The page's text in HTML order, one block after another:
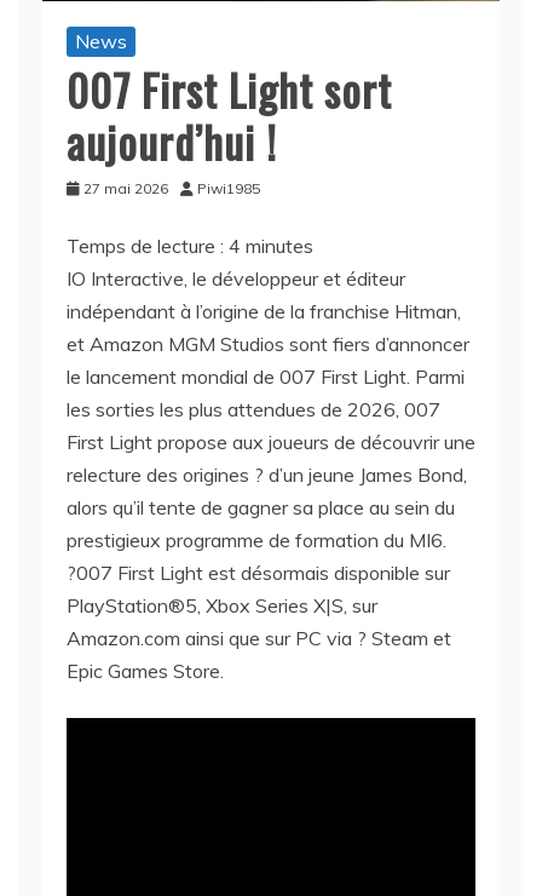
News
007 First Light sort
aujourd’hui !
27 mai 2026 Piwi1985
Temps de lecture : 4 minutes
IO Interactive, le développeur et éditeur
indépendant à l’origine de la franchise Hitman,
et Amazon MGM Studios sont fiers d’annoncer
le lancement mondial de 007 First Light. Parmi
les sorties les plus attendues de 2026, 007
First Light propose aux joueurs de découvrir une
relecture des origines ? d’un jeune James Bond,
alors qu’il tente de gagner sa place au sein du
prestigieux programme de formation du MI6.
?007 First Light est désormais disponible sur
PlayStation®5, Xbox Series X|S, sur
Amazon.com ainsi que sur PC via ? Steam et
Epic Games Store.